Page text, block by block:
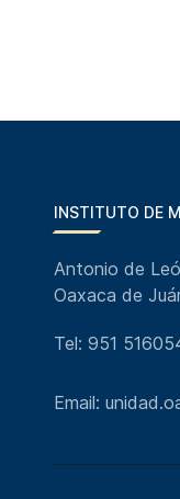
INSTITUTO DE
Antonio de
Oaxaca de
Tel: 951
Email: